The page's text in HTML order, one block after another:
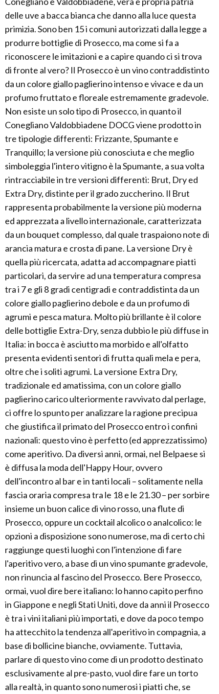
delle uve a bacca bianca che danno alla luce questa
primizia. Sono ben 15 i comuni autorizzati dalla legge a
produrre bottiglie di Prosecco, ma come si fa a
riconoscere le imitazioni e a capire quando ci si trova
di fronte al vero? Il Prosecco è un vino contraddistinto
da un colore giallo paglierino intenso e vivace e da un
profumo fruttato e floreale estremamente gradevole.
Non esiste un solo tipo di Prosecco, in quanto il
Conegliano Valdobbiadene DOCG viene prodotto in
tre tipologie differenti: Frizzante, Spumante e
Tranquillo; la versione più conosciuta e che meglio
simboleggia l'intero vitigno è la Spumante, a sua volta
rintracciabile in tre versioni differenti: Brut, Dry ed
Extra Dry, distinte per il grado zuccherino. Il Brut
rappresenta probabilmente la versione più moderna
ed apprezzata a livello internazionale, caratterizzata
da un bouquet complesso, dal quale traspaiono note di
arancia matura e crosta di pane. La versione Dry è
quella più ricercata, adatta ad accompagnare piatti
particolari, da servire ad una temperatura compresa
tra i 7 e gli 8 gradi centigradi e contraddistinta da un
colore giallo paglierino debole e da un profumo di
agrumi e pesca matura. Molto più brillante è il colore
delle bottiglie Extra-Dry, senza dubbio le più diffuse in
Italia: in bocca è asciutto ma morbido e all'olfatto
presenta evidenti sentori di frutta quali mela e pera,
oltre che i soliti agrumi. La versione Extra Dry,
tradizionale ed amatissima, con un colore giallo
paglierino carico ulteriormente ravvivato dal perlage,
ci offre lo spunto per analizzare la ragione precipua
che giustifica il primato del Prosecco entro i confini
nazionali: questo vino è perfetto (ed apprezzatissimo)
come aperitivo. Da diversi anni, ormai, nel Belpaese si
è diffusa la moda dell'Happy Hour, ovvero
dell'incontro al bar e in tanti locali – solitamente nella
fascia oraria compresa tra le 18 e le 21.30 – per sorbire
insieme un buon calice di vino rosso, una flute di
Prosecco, oppure un cocktail alcolico o analcolico: le
opzioni a disposizione sono numerose, ma di certo chi
raggiunge questi luoghi con l'intenzione di fare
l'aperitivo vero, a base di un vino spumante gradevole,
non rinuncia al fascino del Prosecco. Bere Prosecco,
ormai, vuol dire bere italiano: lo hanno capito perfino
in Giappone e negli Stati Uniti, dove da anni il Prosecco
è tra i vini italiani più importati, e dove da poco tempo
ha attecchito la tendenza all'aperitivo in compagnia, a
base di bollicine bianche, ovviamente. Tuttavia,
parlare di questo vino come di un prodotto destinato
esclusivamente al pre-pasto, vuol dire fare un torto
alla realtà, in quanto sono numerosi i piatti che, se